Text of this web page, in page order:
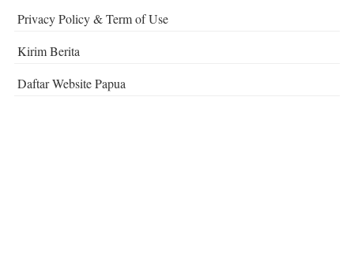
Privacy Policy & Term of Use
Kirim Berita
Daftar Website Papua